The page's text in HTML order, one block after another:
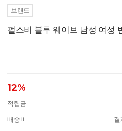
브랜드
펄스비 블루 웨이브 남성 여성
12%
적립금
배송비 결